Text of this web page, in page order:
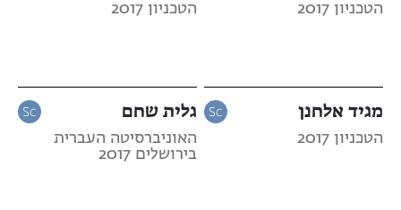
הטכניון 2017 הטכניון 2017
מגיד אלחנן
הטכניון 2017
גלית שחם
האוניברסיטה העברית
בירושלים 2017